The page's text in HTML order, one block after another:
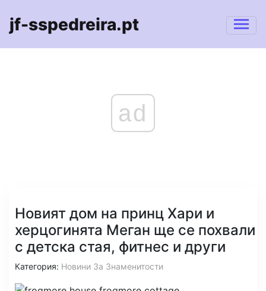
jf-sspedreira.pt
ad
Новият дом на принц Хари и
херцогинята Меган ще се похвали
с детска стая, фитнес и други
Категория: Новини За Знаменитости